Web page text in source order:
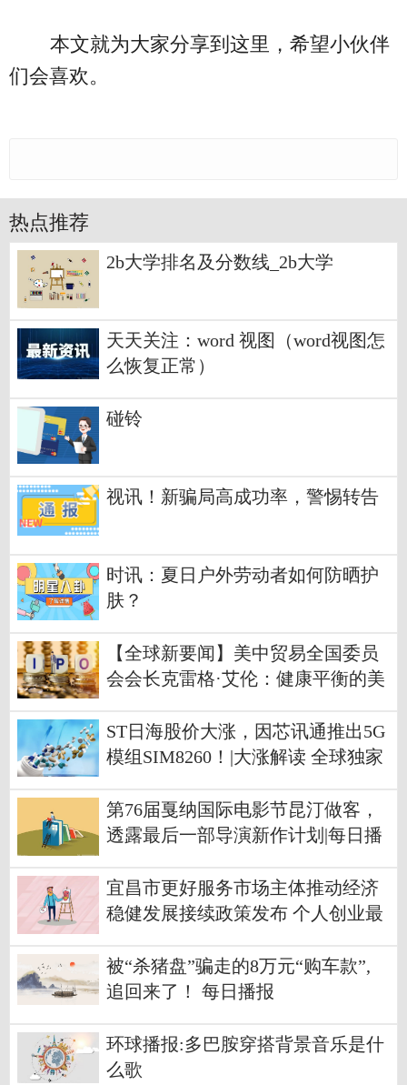
本文就为大家分享到这里，希望小伙伴
们会喜欢。
热点推荐
2b大学排名及分数线_2b大学
天天关注：word 视图（word视图怎
么恢复正常）
碰铃
视讯！新骗局高成功率，警惕转告
时讯：夏日户外劳动者如何防晒护
肤？
【全球新要闻】美中贸易全国委员
会会长克雷格·艾伦：健康平衡的美
ST日海股价大涨，因芯讯通推出5G
模组SIM8260！|大涨解读 全球独家
第76届戛纳国际电影节昆汀做客，
透露最后一部导演新作计划|每日播
宜昌市更好服务市场主体推动经济
稳健发展接续政策发布 个人创业最
被“杀猪盘”骗走的8万元“购车款”,
追回来了！ 每日播报
环球播报:多巴胺穿搭背景音乐是什
么歌